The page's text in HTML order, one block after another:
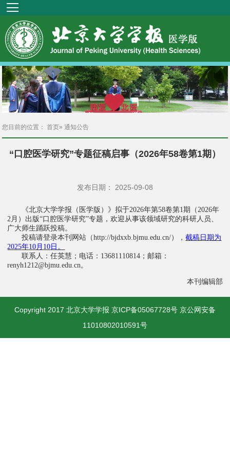
您目前的位置：首页» 通知公告
“口腔医学研究”专题征稿启事（2026年58卷第1期）
发布日期： 2025-09-08
《北京大学学报（医学版）》拟于2026年第58卷第1期（2026年
2月）出版“口腔医学研究”专题，欢迎从事该领域研究的科研人员、
广大师生踊跃投稿。
投稿请登录本刊网站（http://bjdxxb.bjmu.edu.cn/），截稿日期为
2025年10月 10日。
联系人：任英慧； 电话： 13681110814 ； 邮箱：
renyh1212@bjmu.edu.cn。
本刊编辑部
Copyright 2017 北京大学学报 京ICP备05067728号 京公网安备
11010802010591号